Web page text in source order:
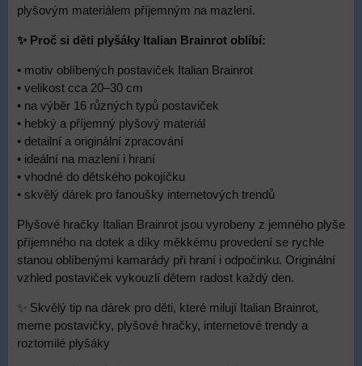
plyšovým materiálem příjemným na mazlení.
✨ Proč si děti plyšáky Italian Brainrot oblíbí:
• motiv oblíbených postaviček Italian Brainrot
• velikost cca 20–30 cm
• na výběr 16 různých typů postaviček
• hebký a příjemný plyšový materiál
• detailní a originální zpracování
• ideální na mazlení i hraní
• vhodné do dětského pokojíčku
• skvělý dárek pro fanoušky internetových trendů
Plyšové hračky Italian Brainrot jsou vyrobeny z jemného plyše
příjemného na dotek a díky měkkému provedení se rychle
stanou oblíbenými kamarády při hraní i odpočinku. Originální
vzhled postaviček vykouzlí dětem radost každý den.
✨ Skvělý tip na dárek pro děti, které milují Italian Brainrot,
meme postavičky, plyšové hračky, internetové trendy a
roztomilé plyšáky